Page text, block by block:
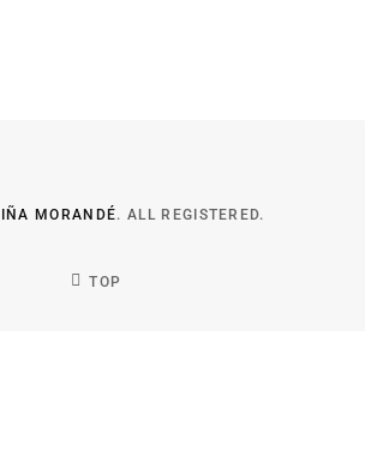
MORANDÉ. ALL REGISTERED.
TOP